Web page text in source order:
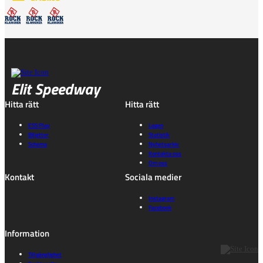
Elit Speedway
Hitta rätt
ESS Play
Biljetter
Schema
Hitta rätt
Lagen
Statistik
Nyhetsarkiv
Kontakta oss
Om oss
Kontakt Sociala medier
Instagram
Facebook
Information
Tillgänglighet